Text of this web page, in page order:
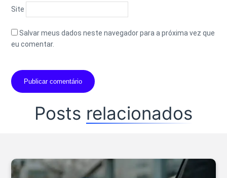
Site
Salvar meus dados neste navegador para a próxima vez que
eu comentar.
Posts relacionados